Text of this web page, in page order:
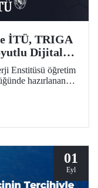
İTÜ, TRIGA
Dijital
Enstitüsü öğretim
hazırlanan
01
Eyl